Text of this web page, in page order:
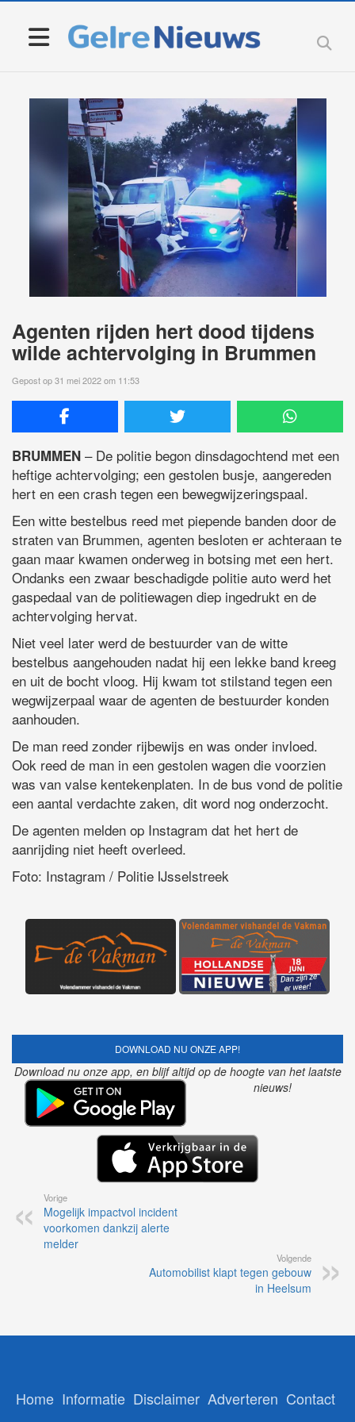
Agenten rijden hert dood tijdens
wilde achtervolging in Brummen
Gepost op 31 mei 2022 om 11:53
BRUMMEN – De politie begon dinsdagochtend met een
heftige achtervolging; een gestolen busje, aangereden
hert en een crash tegen een bewegwijzeringspaal.
Een witte bestelbus reed met piepende banden door de
straten van Brummen, agenten besloten er achteraan te
gaan maar kwamen onderweg in botsing met een hert.
Ondanks een zwaar beschadigde politie auto werd het
gaspedaal van de politiewagen diep ingedrukt en de
achtervolging hervat.
Niet veel later werd de bestuurder van de witte
bestelbus aangehouden nadat hij een lekke band kreeg
en uit de bocht vloog. Hij kwam tot stilstand tegen een
wegwijzerpaal waar de agenten de bestuurder konden
aanhouden.
De man reed zonder rijbewijs en was onder invloed.
Ook reed de man in een gestolen wagen die voorzien
was van valse kentekenplaten. In de bus vond de politie
een aantal verdachte zaken, dit word nog onderzocht.
De agenten melden op Instagram dat het hert de
aanrijding niet heeft overleed.
Foto: Instagram / Politie IJsselstreek
DOWNLOAD NU ONZE APP!
Download nu onze app, en blijf altijd op de hoogte van het laatste
nieuws!
Vorige
Mogelijk impactvol incident
voorkomen dankzij alerte
melder
Volgende
Automobilist klapt tegen gebouw
in Heelsum
Home Informatie Disclaimer Adverteren Contact